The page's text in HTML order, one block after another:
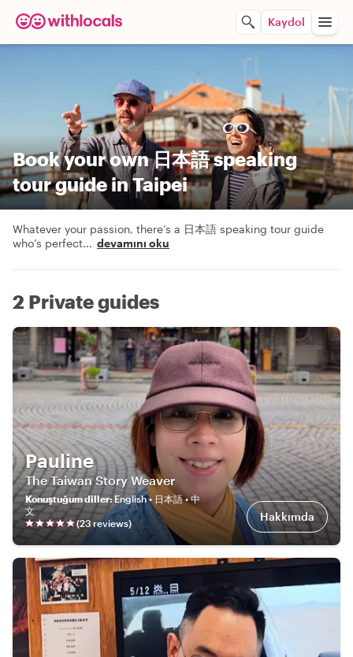
Kaydol
Book your own 日本語 speaking
tour guide in Taipei
Whatever your passion, there’s a 日本語 speaking tour guide
who’s perfect... devamını oku
2 Private guides
Pauline
The Taiwan Story Weaver
Konuştuğum diller: English • 日本語 • 中
文
(23reviews) Hakkımda